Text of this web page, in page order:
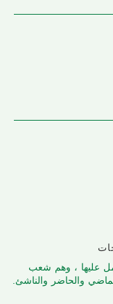
عليها ، وهم شعب
والحاضر والناشئ.